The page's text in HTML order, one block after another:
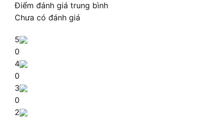
Điểm đánh giá trung bình
Chưa có đánh giá
5
0
4
0
3
0
2